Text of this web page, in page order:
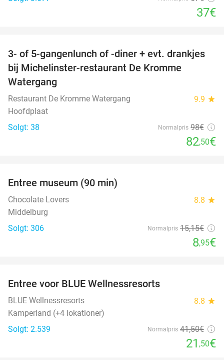
37€
16%
3- of 5-gangenlunch of -diner + evt. drankjes
bij Michelinster-restaurant De Kromme
Watergang
Restaurant De Kromme Watergang 9.9 star
Hoofdplaat
Solgt: 38
Normalpris 98€
82,50€
Entree museum (90 min)
Chocolate Lovers 8.8 star
Middelburg
Solgt: 306
Normalpris 15,15€
8,95€
Entree voor BLUE Wellnessresorts
BLUE Wellnessresorts 8.8 star
Kamperland (+4 lokationer)
Solgt: 2.539
Normalpris 41,50€
21 ,50€